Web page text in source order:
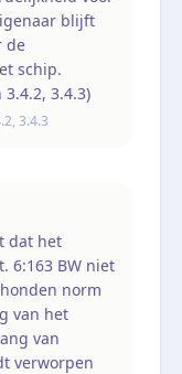
blijft
de
schip.
3.4.3)
3.4.3
dat het
6:163 BW niet
norm
van het
van
verworpen